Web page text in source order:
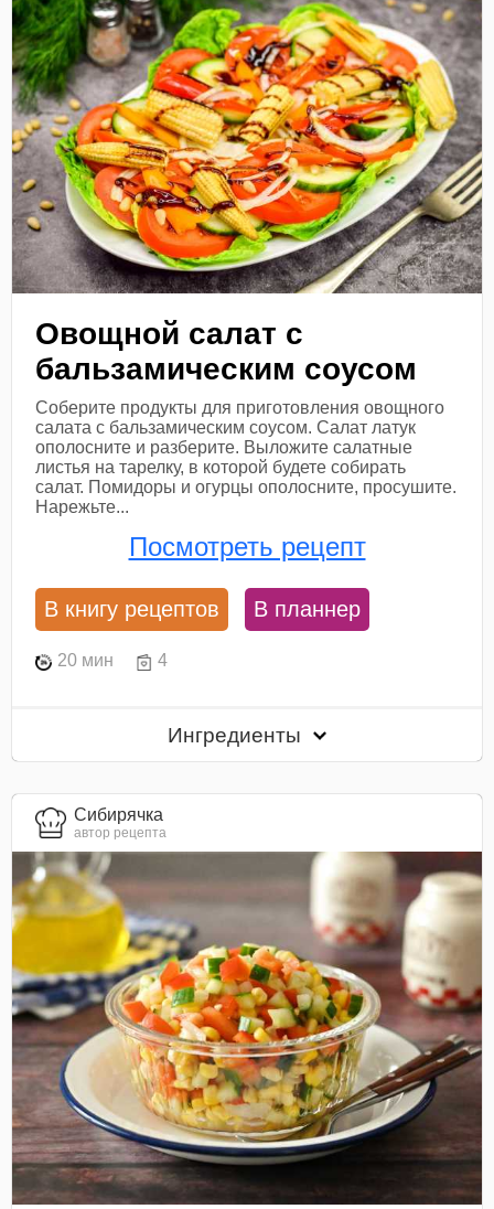
Овощной салат с
бальзамическим соусом
Соберите продукты для приготовления овощного
салата с бальзамическим соусом. Салат латук
ополосните и разберите. Выложите салатные
листья на тарелку, в которой будете собирать
салат. Помидоры и огурцы ополосните, просушите.
Нарежьте...
Посмотреть рецепт
В книгу рецептов В планнер
20 мин 4
Ингредиенты
Сибирячка
автор рецепта